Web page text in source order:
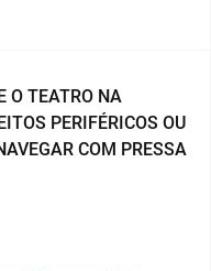
O TEATRO NA
PERIFÉRICOS OU
COM PRESSA